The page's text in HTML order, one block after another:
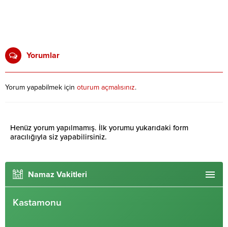
Yorumlar
Yorum yapabilmek için oturum açmalısınız.
Henüz yorum yapılmamış. İlk yorumu yukarıdaki form
aracılığıyla siz yapabilirsiniz.
Namaz Vakitleri
Kastamonu